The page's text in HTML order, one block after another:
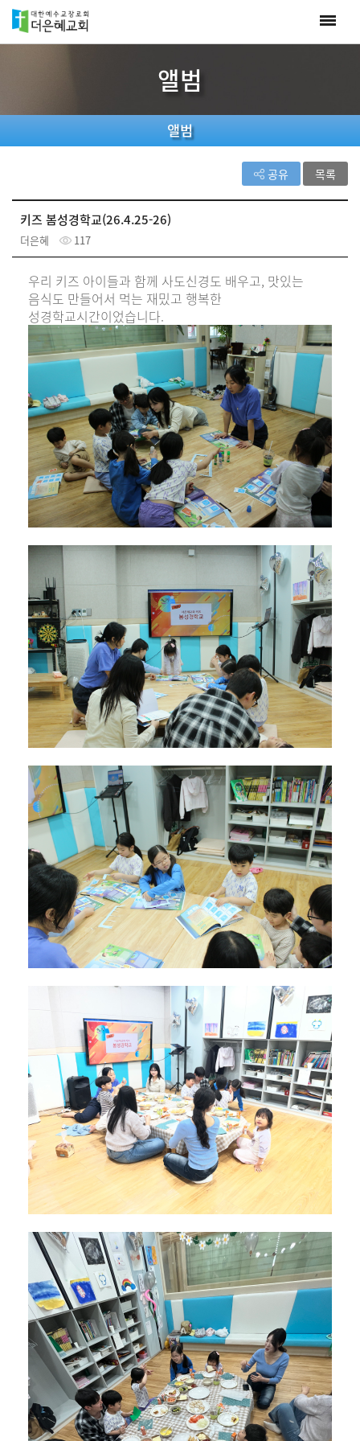
앨범
앨범
공유 목록
키즈 봄성경학교(26.4.25-26)
더은혜 117
우리 키즈 아이들과 함께 사도신경도 배우고, 맛있는
음식도 만들어서 먹는 재밌고 행복한
성경학교시간이었습니다.